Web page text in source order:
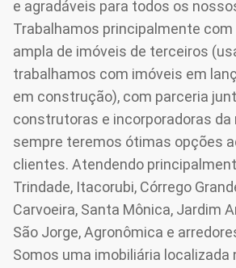
e agradáveis para todos os
Trabalhamos principalmente
ampla de imóveis de terceiros
trabalhamos com imóveis em
em construção), com parceria
construtoras e incorporadoras da
sempre teremos ótimas opções
clientes. Atendendo
Trindade, Itacorubi, Córrego
Carvoeira, Santa Mônica, Jardim
São Jorge, Agronômica e
Somos uma imobiliária localizada